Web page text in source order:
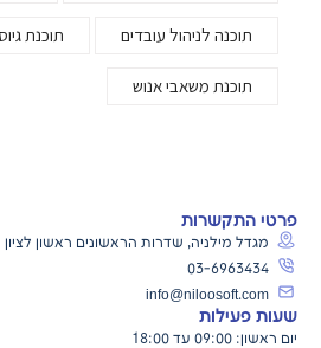
תוכנה לניהול עובדים תוכנת
תוכנת משאבי אנוש
פרטי התקשרות
מגדל מילניה, שדרות הראשונים ראשון לציון
03-6963434
info@niloosoft.com
שעות פעילות
יום ראשון: 09:00 עד 18:00